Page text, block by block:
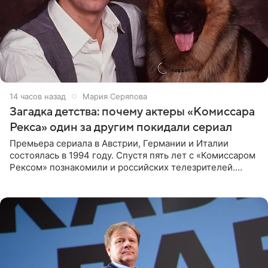
14 часов назад Мария Серяпова
Загадка детства: почему актеры «Комиссара
Рекса» один за другим покидали сериал
Премьера сериала в Австрии, Германии и Италии
состоялась в 1994 году. Спустя пять лет с «Комиссаром
Рексом» познакомили и российских телезрителей.